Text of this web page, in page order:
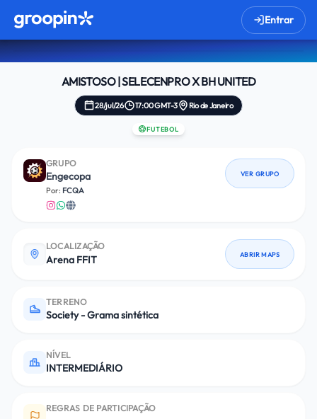
Entrar
AMISTOSO | SELECENPRO X BH UNITED
28/jul/26 17:00 GMT-3 Rio de Janeiro
FUTEBOL
GRUPO
Engecopa
Por: FCQA
VER GRUPO
LOCALIZAÇÃO
Arena FFIT ABRIR MAPS
TERRENO
Society - Grama sintética
NÍVEL
INTERMEDIÁRIO
REGRAS DE PARTICIPAÇÃO